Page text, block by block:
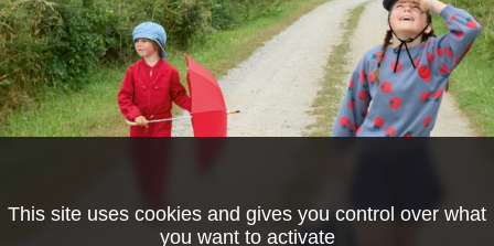
This site uses cookies and gives you control over what
you want to activate